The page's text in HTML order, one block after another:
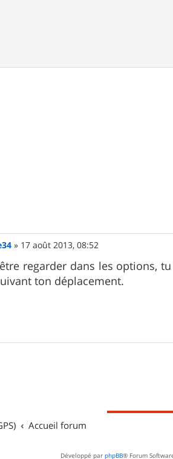
» 17 août 2013, 08:52
regarder dans les options,
ton déplacement.
Accueil forum
Développé par phpBB® Forum